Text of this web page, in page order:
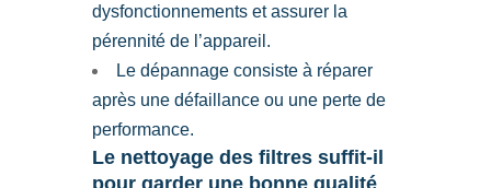
dysfonctionnements et assurer la
pérennité de l’appareil.
Le dépannage consiste à réparer
après une défaillance ou une perte de
performance.
Le nettoyage des filtres suffit-il
pour garder une bonne qualité